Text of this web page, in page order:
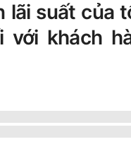
lãi suất của
với khách